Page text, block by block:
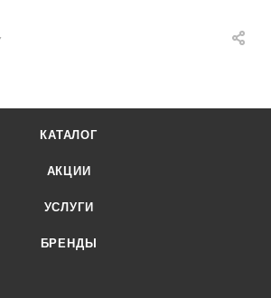
КАТАЛОГ
АКЦИИ
УСЛУГИ
БРЕНДЫ